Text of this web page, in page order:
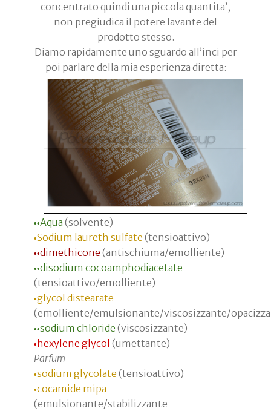
concentrato quindi una piccola quantita’,
non pregiudica il potere lavante del
prodotto stesso.
Diamo rapidamente uno sguardo all’inci per
poi parlare della mia esperienza diretta:
••Aqua (solvente)
•Sodium laureth sulfate (tensioattivo)
••dimethicone (antischiuma/emolliente)
••disodium cocoamphodiacetate
(tensioattivo/emolliente)
•glycol distearate
(emolliente/emulsionante/viscosizzante/
••sodium chloride (viscosizzante)
• hexylene glycol (umettante)
Parfum
•sodium glycolate (tensioattivo)
•cocamide mipa
(emulsionante/stabilizzante